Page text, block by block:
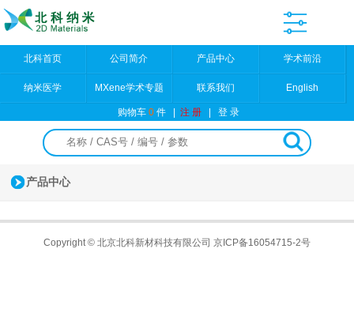
北科首页 公司简介 产品中心 学术前沿
纳米医学 MXene学术专题 联系我们 English
购物车0件 |注 册 |登 录
产品中心
Copyright © 北京北科新材科技有限公司 京ICP备16054715-2号